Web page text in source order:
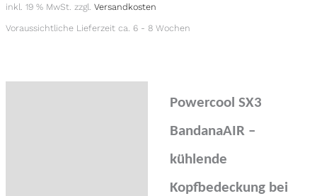
inkl. 19 % MwSt. zzgl. Versandkosten
Voraussichtliche Lieferzeit ca. 6 - 8 Wochen
Powercool SX3
BandanaAIR –
kühlende
Kopfbedeckung bei